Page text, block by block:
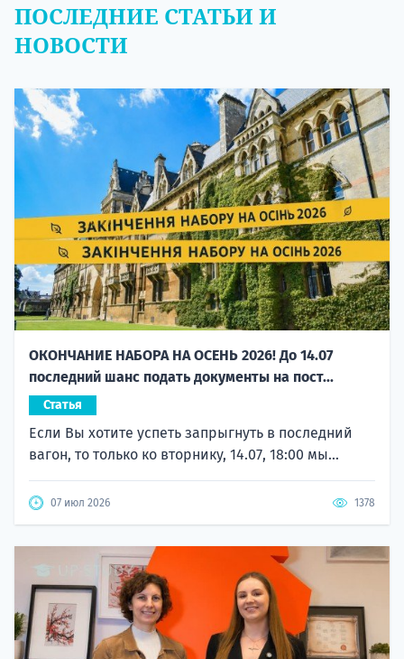
ПОСЛЕДНИЕ СТАТЬИ И
НОВОСТИ
ОКОНЧАНИЕ НАБОРА НА ОСЕНЬ 2026! До 14.07
последний шанс подать документы на пост...
Статья
Если Вы хотите успеть запрыгнуть в последний
вагон, то только ко вторнику, 14.07, 18:00 мы...
07 июл 2026 1378